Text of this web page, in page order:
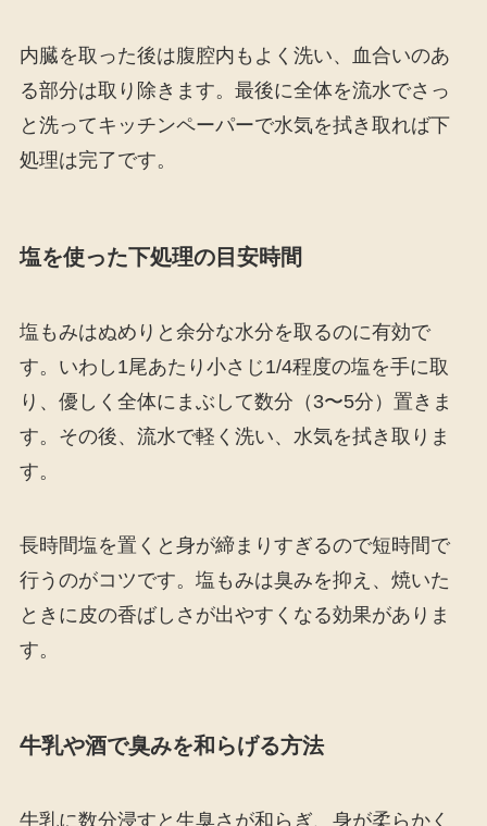
内臓を取った後は腹腔内もよく洗い、血合いのあ
る部分は取り除きます。最後に全体を流水でさっ
と洗ってキッチンペーパーで水気を拭き取れば下
処理は完了です。
塩を使った下処理の目安時間
塩もみはぬめりと余分な水分を取るのに有効で
す。いわし1尾あたり小さじ1/4程度の塩を手に取
り、優しく全体にまぶして数分（3〜5分）置きま
す。その後、流水で軽く洗い、水気を拭き取りま
す。
長時間塩を置くと身が締まりすぎるので短時間で
行うのがコツです。塩もみは臭みを抑え、焼いた
ときに皮の香ばしさが出やすくなる効果がありま
す。
牛乳や酒で臭みを和らげる方法
牛乳に数分浸すと生臭さが和らぎ、身が柔らかく